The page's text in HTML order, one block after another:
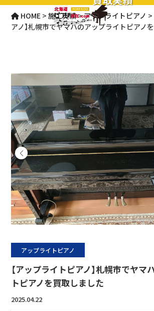
HOME >施工実績>アップライトピアノ >
アノ】札幌市でヤマハのアップライトピアノ
アップライトピアノ
【アップライトピアノ】札幌市でヤマ
トピアノを買取しました
2025.04.22